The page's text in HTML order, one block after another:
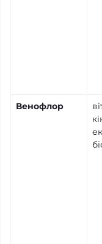
Венофлор